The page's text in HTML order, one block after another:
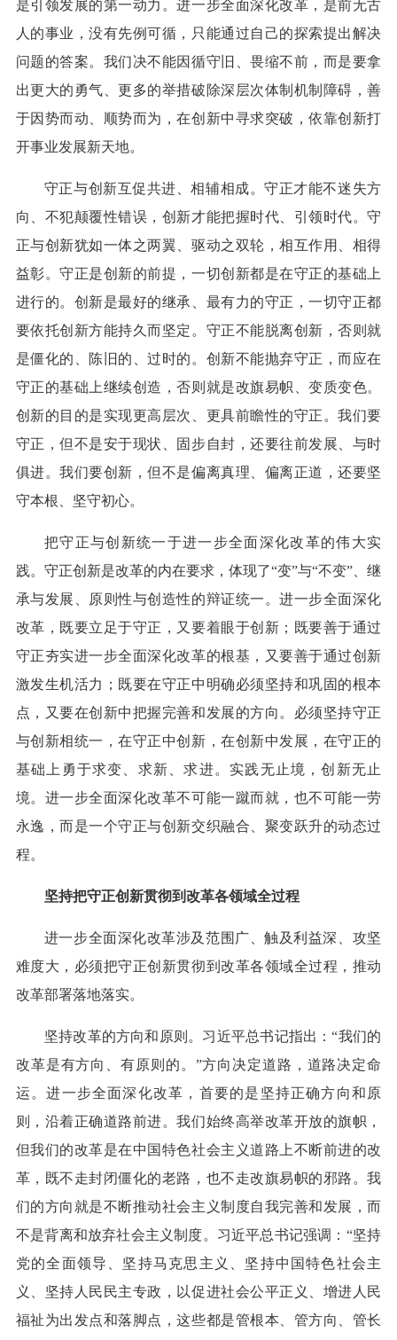
是引领发展的第一动力。进一步全面深化改革，是前无古
人的事业，没有先例可循，只能通过自己的探索提出解决
问题的答案。我们决不能因循守旧、畏缩不前，而是要拿
出更大的勇气、更多的举措破除深层次体制机制障碍，善
于因势而动、顺势而为，在创新中寻求突破，依靠创新打
开事业发展新天地。
守正与创新互促共进、相辅相成。守正才能不迷失方
向、不犯颠覆性错误，创新才能把握时代、引领时代。守
正与创新犹如一体之两翼、驱动之双轮，相互作用、相得
益彰。守正是创新的前提，一切创新都是在守正的基础上
进行的。创新是最好的继承、最有力的守正，一切守正都
要依托创新方能持久而坚定。守正不能脱离创新，否则就
是僵化的、陈旧的、过时的。创新不能抛弃守正，而应在
守正的基础上继续创造，否则就是改旗易帜、变质变色。
创新的目的是实现更高层次、更具前瞻性的守正。我们要
守正，但不是安于现状、固步自封，还要往前发展、与时
俱进。我们要创新，但不是偏离真理、偏离正道，还要坚
守本根、坚守初心。
把守正与创新统一于进一步全面深化改革的伟大实
践。守正创新是改革的内在要求，体现了“变”与“不变”、继
承与发展、原则性与创造性的辩证统一。进一步全面深化
改革，既要立足于守正，又要着眼于创新；既要善于通过
守正夯实进一步全面深化改革的根基，又要善于通过创新
激发生机活力；既要在守正中明确必须坚持和巩固的根本
点，又要在创新中把握完善和发展的方向。必须坚持守正
与创新相统一，在守正中创新，在创新中发展，在守正的
基础上勇于求变、求新、求进。实践无止境，创新无止
境。进一步全面深化改革不可能一蹴而就，也不可能一劳
永逸，而是一个守正与创新交织融合、聚变跃升的动态过
程。
坚持把守正创新贯彻到改革各领域全过程
进一步全面深化改革涉及范围广、触及利益深、攻坚
难度大，必须把守正创新贯彻到改革各领域全过程，推动
改革部署落地落实。
坚持改革的方向和原则。习近平总书记指出：“我们的
改革是有方向、有原则的。”方向决定道路，道路决定命
运。进一步全面深化改革，首要的是坚持正确方向和原
则，沿着正确道路前进。我们始终高举改革开放的旗帜，
但我们的改革是在中国特色社会主义道路上不断前进的改
革，既不走封闭僵化的老路，也不走改旗易帜的邪路。我
们的方向就是不断推动社会主义制度自我完善和发展，而
不是背离和放弃社会主义制度。习近平总书记强调：“坚持
党的全面领导、坚持马克思主义、坚持中国特色社会主
义、坚持人民民主专政，以促进社会公平正义、增进人民
福祉为出发点和落脚点，这些都是管根本、管方向、管长